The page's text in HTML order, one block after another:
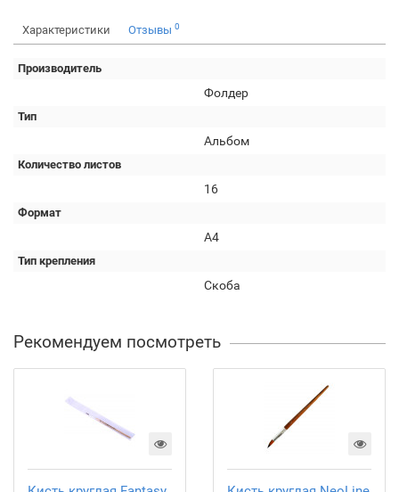
Характеристики Отзывы 0
Производитель
Фолдер
Тип
Альбом
Количество листов
16
Формат
А4
Тип крепления
Скоба
Рекомендуем посмотреть